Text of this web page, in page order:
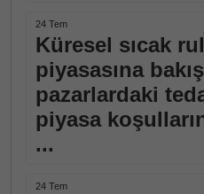
24 Tem
Küresel sıcak
piyasasına
pazarlardaki
piyasa
...
24 Tem